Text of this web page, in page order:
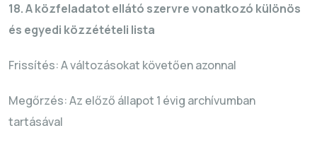
18. A közfeladatot ellátó szervre vonatkozó különös
és egyedi közzétételi lista
Frissítés: A változásokat követően azonnal
Megőrzés: Az előző állapot 1 évig archívumban
tartásával